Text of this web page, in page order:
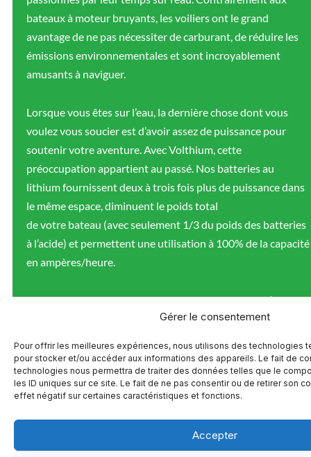
Gérer le consentement
Pour offrir les meilleures expériences, nous utilisons des technologies
pour stocker et/ou accéder aux informations des appareils. Le fait de
technologies nous permettra de traiter des données telles que le
les ID uniques sur ce site. Le fait de ne pas consentir ou de retirer son
effet négatif sur certaines caractéristiques et fonctions.
Accepter
bateaux à moteur bruyants, les voiliers ont le grand
avantage de ne pas nécessiter de carburant, de réduire les
émissions environnementales et sont incroyablement
amusants à naviguer.
Lorsque vous êtes sur l’eau, la dernière chose dont vous
voulez vous soucier est d’avoir assez de puissance pour
soutenir votre aventure. Avec Volthium, cette
préoccupation appartient au passé. Nos batteries au
lithium fournissent deux à trois fois plus de puissance dans
le même espace, diminuent le poids total
de votre bateau (avec seulement 1/3 du poids des batteries
à l’acide) et permettent une utilisation à 100% de la capacité
en ampères/heure.
Les batteries Volthium peuvent être chargées jusqu’à
quatre fois plus rapidement qu’une batterie au plomb
attendre que vos batteries se rechargent et plus de temps à
faire ce que vous aimez.